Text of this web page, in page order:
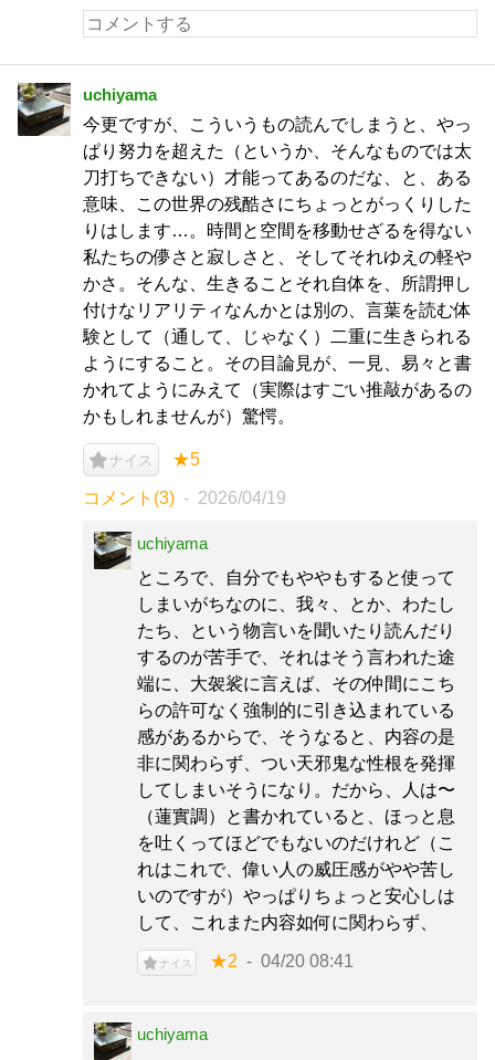
uchiyama
今更ですが、こういうもの読んでしまうと、やっ
ぱり努力を超えた（というか、そんなものでは太
刀打ちできない）才能ってあるのだな、と、ある
意味、この世界の残酷さにちょっとがっくりした
りはします…。時間と空間を移動せざるを得ない
私たちの儚さと寂しさと、そしてそれゆえの軽や
かさ。そんな、生きることそれ自体を、所謂押し
付けなリアリティなんかとは別の、言葉を読む体
験として（通して、じゃなく）二重に生きられる
ようにすること。その目論見が、一見、易々と書
かれてようにみえて（実際はすごい推敲があるの
かもしれませんが）驚愕。
ナイス ★5
コメント(3) 2026/04/19
uchiyama
ところで、自分でもややもすると使って
しまいがちなのに、我々、とか、わたし
たち、という物言いを聞いたり読んだり
するのが苦手で、それはそう言われた途
端に、大袈裟に言えば、その仲間にこち
らの許可なく強制的に引き込まれている
感があるからで、そうなると、内容の是
非に関わらず、つい天邪鬼な性根を発揮
してしまいそうになり。だから、人は〜
（蓮實調）と書かれていると、ほっと息
を吐くってほどでもないのだけれど（こ
れはこれで、偉い人の威圧感がやや苦し
いのですが）やっぱりちょっと安心しは
して、これまた内容如何に関わらず、
ナイス ★2 04/20 08:41
uchiyama